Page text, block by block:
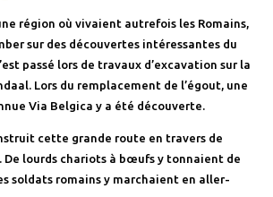
région où vivaient autrefois les Romains,
sur des découvertes intéressantes du
passé lors de travaux d’excavation sur la
Lors du remplacement de l’égout, une
Via Belgica y a été découverte.
cette grande route en travers de
De lourds chariots à bœufs y tonnaient de
soldats romains y marchaient en aller-